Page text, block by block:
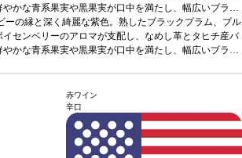
かな青系果実や黒果実が口中を満たし、幅広いブラッ
ラベンダーのニュアンスが加わる。たっぷりのリッチ
ィニッシュは絹のように滑らかなタンニンと余韻が昇
シュ・プティ・シラー、シラー*本ヴィンテージが在庫
ーの縁と深く綺麗な紫色。熟したブラックプラム、ブル
センベリーのアロマが支配し、なめし革とタヒチ産バ
かな青系果実や黒果実が口中を満たし、幅広いブラッ
ッシュ・プティ・シラー、シラー
格が同様の場合は自動的に次のヴィンテージに変更され
赤ワイン
辛口